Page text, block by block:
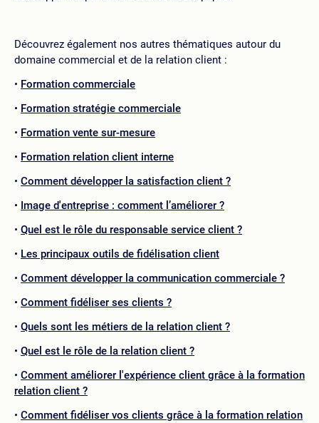
Découvrez également nos autres thématiques autour du
domaine commercial et de la relation client :
Formation commerciale
Formation stratégie commerciale
Formation vente sur-mesure
Formation relation client interne
Comment développer la satisfaction client ?
Image d'entreprise : comment l’améliorer ?
Quel est le rôle du responsable service client ?
Les principaux outils de fidélisation client
Comment développer la communication commerciale ?
Comment fidéliser ses clients ?
Quels sont les métiers de la relation client ?
Quel est le rôle de la relation client ?
Comment améliorer l'expérience client grâce à la formation
relation client ?
Comment fidéliser vos clients grâce à la formation relation